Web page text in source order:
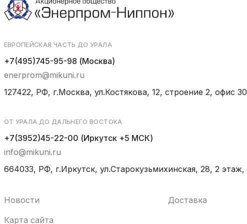
ЕВРОПЕЙСКАЯ ЧАСТЬ ДО УРАЛА
+7(495)745-95-98 (Москва)
enerprom@mikuni.ru
127422, РФ, г.Москва, ул.Костякова, 12, строение 2, офис
ОТ УРАЛА ДО ДАЛЬНЕГО ВОСТОКА
+7(3952)45-22-00 (Иркутск +5 МСК)
info@mikuni.ru
664033, РФ, г.Иркутск, ул.Старокузьмихинская, 28, 2
Новости
Доставка
Карта сайта